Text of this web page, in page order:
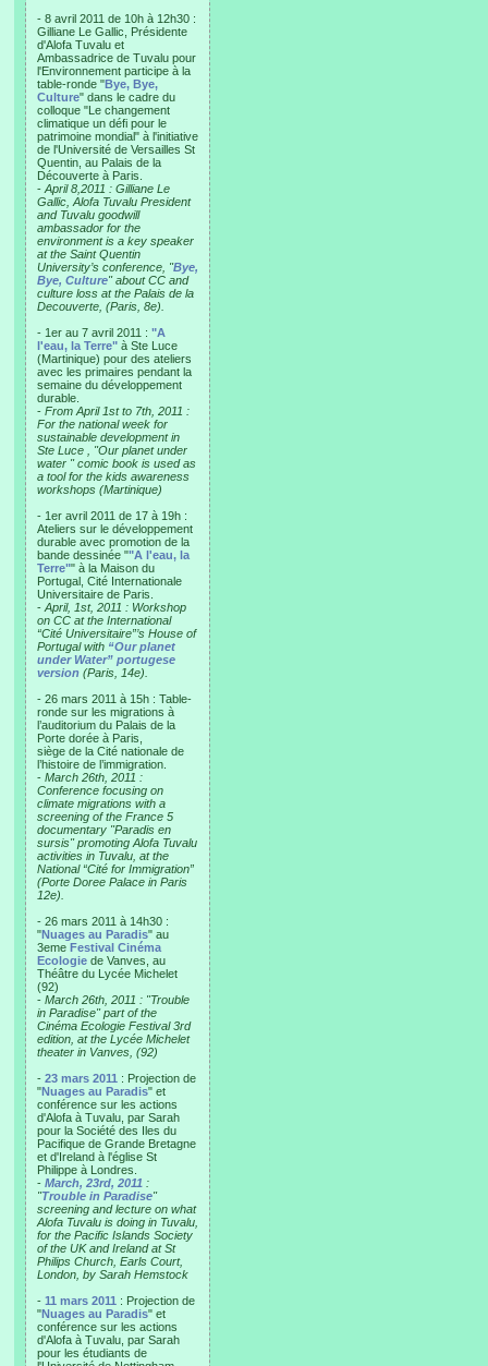
- 8 avril 2011 de 10h à 12h30 :
Gilliane Le Gallic, Présidente
d'Alofa Tuvalu et
Ambassadrice de Tuvalu pour
l'Environnement participe à la
table-ronde "Bye, Bye,
Culture" dans le cadre du
colloque "Le changement
climatique un défi pour le
patrimoine mondial" à l'initiative
de l'Université de Versailles St
Quentin, au Palais de la
Découverte à Paris.
- April 8,2011 : Gilliane Le
Gallic, Alofa Tuvalu President
and Tuvalu goodwill
ambassador for the
environment is a key speaker
at the Saint Quentin
University’s conference, "Bye,
Bye, Culture" about CC and
culture loss at the Palais de la
Decouverte, (Paris, 8e).
- 1er au 7 avril 2011 : "A
l'eau, la Terre" à Ste Luce
(Martinique) pour des ateliers
avec les primaires pendant la
semaine du développement
durable.
- From April 1st to 7th, 2011 :
For the national week for
sustainable development in
Ste Luce , "Our planet under
water " comic book is used as
a tool for the kids awareness
workshops (Martinique)
- 1er avril 2011 de 17 à 19h :
Ateliers sur le développement
durable avec promotion de la
bande dessinée ""A l'eau, la
Terre"" à la Maison du
Portugal, Cité Internationale
Universitaire de Paris.
- April, 1st, 2011 : Workshop
on CC at the International
“Cité Universitaire”’s House of
Portugal with “Our planet
under Water” portugese
version (Paris, 14e).
- 26 mars 2011 à 15h : Table-
ronde sur les migrations à
l’auditorium du Palais de la
Porte dorée à Paris,
siège de la Cité nationale de
l’histoire de l’immigration.
- March 26th, 2011 :
Conference focusing on
climate migrations with a
screening of the France 5
documentary "Paradis en
sursis" promoting Alofa Tuvalu
activities in Tuvalu, at the
National “Cité for Immigration”
(Porte Doree Palace in Paris
12e).
- 26 mars 2011 à 14h30 :
"Nuages au Paradis" au
3eme Festival Cinéma
Ecologie de Vanves, au
Théâtre du Lycée Michelet
(92)
- March 26th, 2011 : "Trouble
in Paradise" part of the
Cinéma Ecologie Festival 3rd
edition, at the Lycée Michelet
theater in Vanves, (92)
- 23 mars 2011 : Projection de
"Nuages au Paradis" et
conférence sur les actions
d'Alofa à Tuvalu, par Sarah
pour la Société des Iles du
Pacifique de Grande Bretagne
et d'Ireland à l'église St
Philippe à Londres.
- March, 23rd, 2011 :
"Trouble in Paradise"
screening and lecture on what
Alofa Tuvalu is doing in Tuvalu,
for the Pacific Islands Society
of the UK and Ireland at St
Philips Church, Earls Court,
London, by Sarah Hemstock
- 11 mars 2011 : Projection de
"Nuages au Paradis" et
conférence sur les actions
d'Alofa à Tuvalu, par Sarah
pour les étudiants de